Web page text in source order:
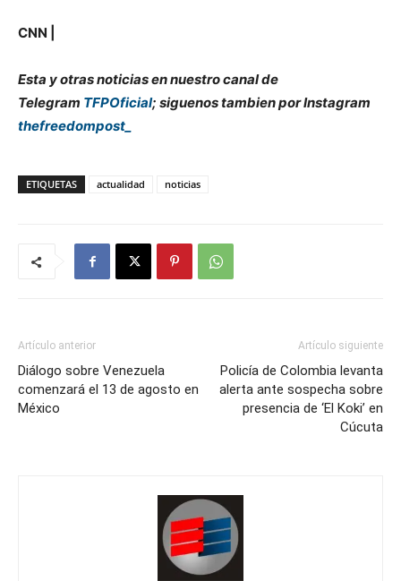
CNN |
Esta y otras noticias en nuestro canal de
Telegram TFPOficial; siguenos tambien por Instagram
thefreedompost_
ETIQUETAS actualidad noticias
Artículo anterior
Diálogo sobre Venezuela
comenzará el 13 de agosto en
México
Artículo siguiente
Policía de Colombia levanta
alerta ante sospecha sobre
presencia de ‘El Koki’ en
Cúcuta